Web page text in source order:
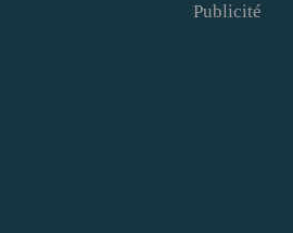
Publicité